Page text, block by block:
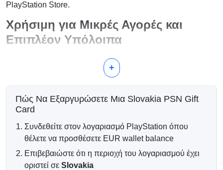
PlayStation Store.
Χρήσιμη για Μικρές Αγορές και
Επιπλέον Υπόλοιπα
χρειάζεστε πιστωτικό υπόλοιπο για DLC, εκπτώσεις σε
παιχνίδια, αντικείμενα εντός του παιχνιδιού, πληρωμές
PlayStation Plus ή ένα μικρό ποσό για να ολοκληρώσετε μια
μεγαλύτερη αγορά.
Για Τι Μπορείτε να Χρησιμοποιήσετε
τα 10 EUR;
Πακέτα DLC, επεκτάσεις και πρόσθετα παιχνίδια
Παιχνίδια και πακέτα κατά τη διάρκεια εκπτώσεων στο
PlayStation Store
+
Πώς Να Εξαργυρώσετε Μια Slovakia PSN Gift
Card
Συνδεθείτε στον λογαριασμό PlayStation όπου
θέλετε να προσθέσετε EUR wallet balance
Επιβεβαιώστε ότι η περιοχή του λογαριασμού έχει
οριστεί σε Slovakia